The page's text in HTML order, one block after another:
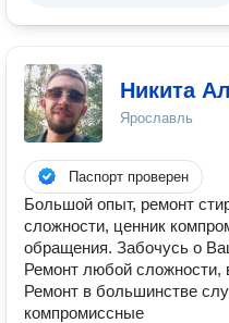
Никита
Ярославль
Паспорт проверен
Большой опыт, ремонт
сложности, ценник
обращения. Забочусь о
Ремонт любой сложности,
Ремонт в большинстве
компромиссные